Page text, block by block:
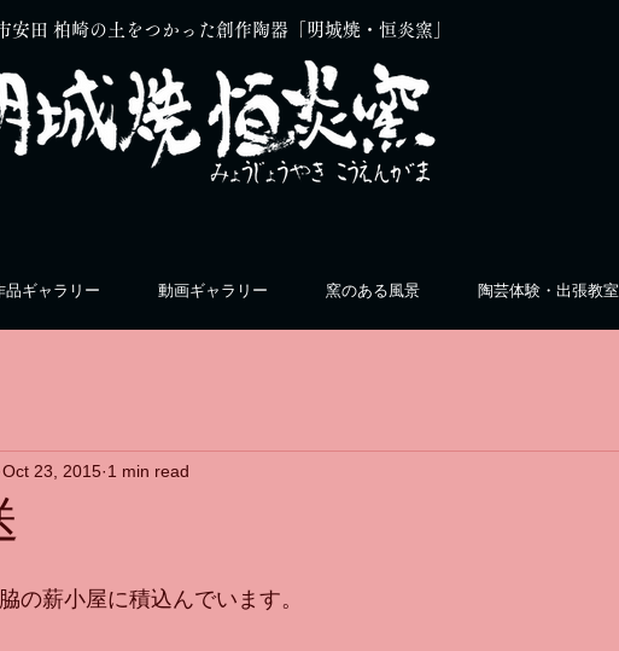
安田 柏崎の土をつかった創作陶器「明城焼・恒炎窯」
品ギャラリー 動画ギャラリー 窯のある風景 陶芸体験・出張教室
Oct 23, 2015 1 min read
の薪小屋に積込んでいます。